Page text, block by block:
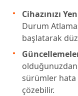
Cihazınızı
Durum
başlatarak
sürümler hata
çözebilir.